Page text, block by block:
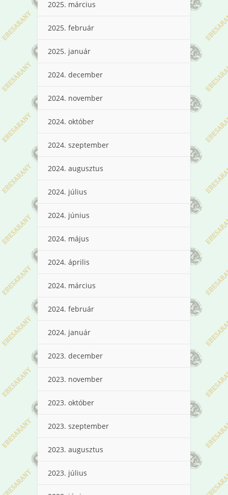
2025. március
2025. február
2025. január
2024. december
2024. november
2024. október
2024. szeptember
2024. augusztus
2024. július
2024. június
2024. május
2024. április
2024. március
2024. február
2024. január
2023. december
2023. november
2023. október
2023. szeptember
2023. augusztus
2023. július